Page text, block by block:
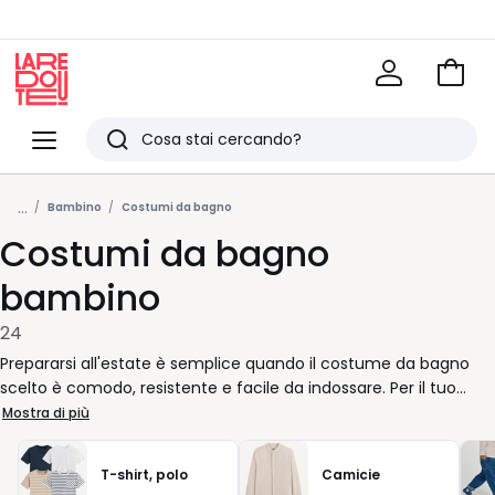
Menu
Redoute
Ricerca
Ultimi
articoli
visti
Vai
... Bambino Costumi da bagno
Costumi da bagno
bambino
24
Prepararsi all'estate è semplice quando il costume da bagno
scelto è comodo, resistente e facile da indossare. Per il tuo
bambino, ogni dettaglio conta: dall’elastico in vita che non
stringe, fino alla stampa preferita che lo farà sentire subito a
suo agio tra le onde o in piscina. I modelli disponibili si adattano
a tutte le esigenze, con taglie pensate per seguire la crescita e
Mostra di più
T-shirt, polo Camicie